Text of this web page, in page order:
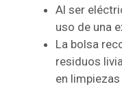
Al ser
uso de una
La bolsa
residuos
en